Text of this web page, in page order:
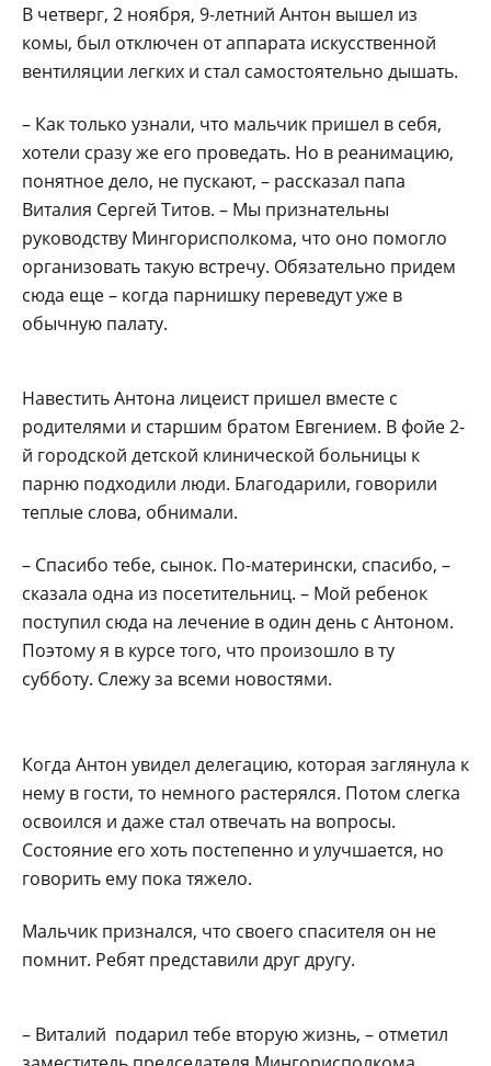
В четверг, 2 ноября, 9-летний Антон вышел из
комы, был отключен от аппарата искусственной
вентиляции легких и стал самостоятельно дышать.
– Как только узнали, что мальчик пришел в себя,
хотели сразу же его проведать. Но в реанимацию,
понятное дело, не пускают, – рассказал папа
Виталия Сергей Титов. – Мы признательны
руководству Мингорисполкома, что оно помогло
организовать такую встречу. Обязательно придем
сюда еще – когда парнишку переведут уже в
обычную палату.
Навестить Антона лицеист пришел вместе с
родителями и старшим братом Евгением. В фойе 2-
й городской детской клинической больницы к
парню подходили люди. Благодарили, говорили
теплые слова, обнимали.
– Спасибо тебе, сынок. По-матерински, спасибо, –
сказала одна из посетительниц. – Мой ребенок
поступил сюда на лечение в один день с Антоном.
Поэтому я в курсе того, что произошло в ту
субботу. Слежу за всеми новостями.
Когда Антон увидел делегацию, которая заглянула к
нему в гости, то немного растерялся. Потом слегка
освоился и даже стал отвечать на вопросы.
Состояние его хоть постепенно и улучшается, но
говорить ему пока тяжело.
Мальчик признался, что своего спасителя он не
помнит. Ребят представили друг другу.
– Виталий подарил тебе вторую жизнь, – отметил